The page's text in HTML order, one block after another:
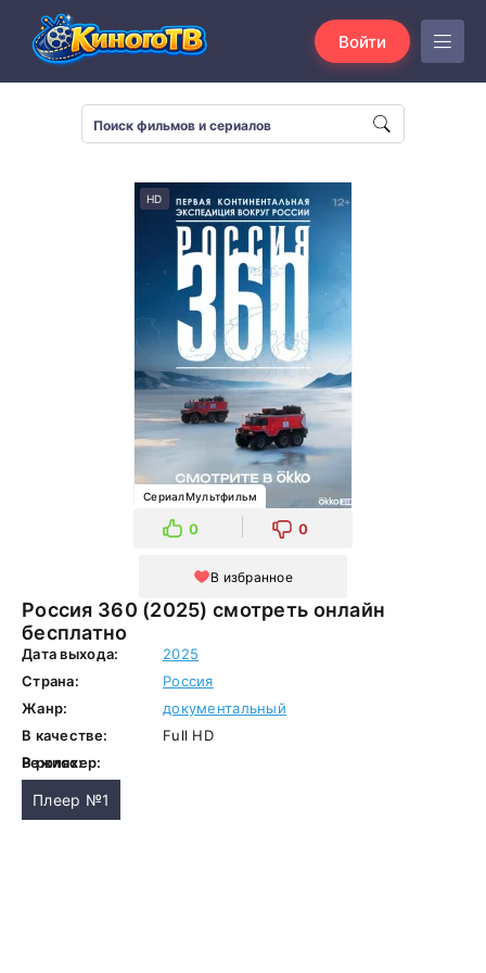
Войти
Россия 360 (2025) смотреть онлайн
бесплатно
HD
СериалМультфильм
0 0
В избранное
Дата выхода:
2025
Страна:
Россия
Жанр:
документальный
В качестве:
Full HD
Режиссер:
В ролях:
Плеер №1